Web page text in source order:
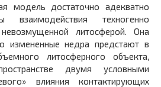
модель достаточно адекватно
взаимодействия техногенно
литосферой. Она
измененные недра предстают в
литосферного объекта,
двумя условными
влияния контактирующих